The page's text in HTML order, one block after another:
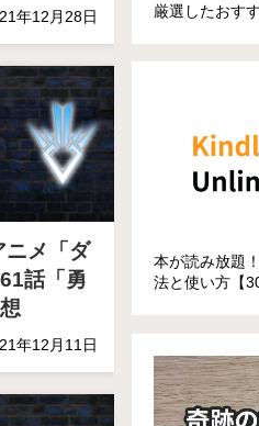
年12月28日
ニメ「ダ
話「勇
年12月11日
厳選したおす
本が読み放題
法と使い方【